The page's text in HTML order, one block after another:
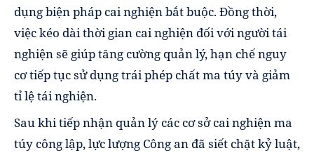
dụng biện pháp cai nghiện bắt buộc. Đồng thời,
việc kéo dài thời gian cai nghiện đối với người tái
nghiện sẽ giúp tăng cường quản lý, hạn chế nguy
cơ tiếp tục sử dụng trái phép chất ma túy và giảm
tỉ lệ tái nghiện.
Sau khi tiếp nhận quản lý các cơ sở cai nghiện ma
túy công lập, lực lượng Công an đã siết chặt kỷ luật,